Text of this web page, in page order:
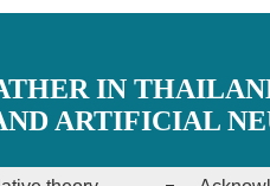
IN
ARTIFICIAL